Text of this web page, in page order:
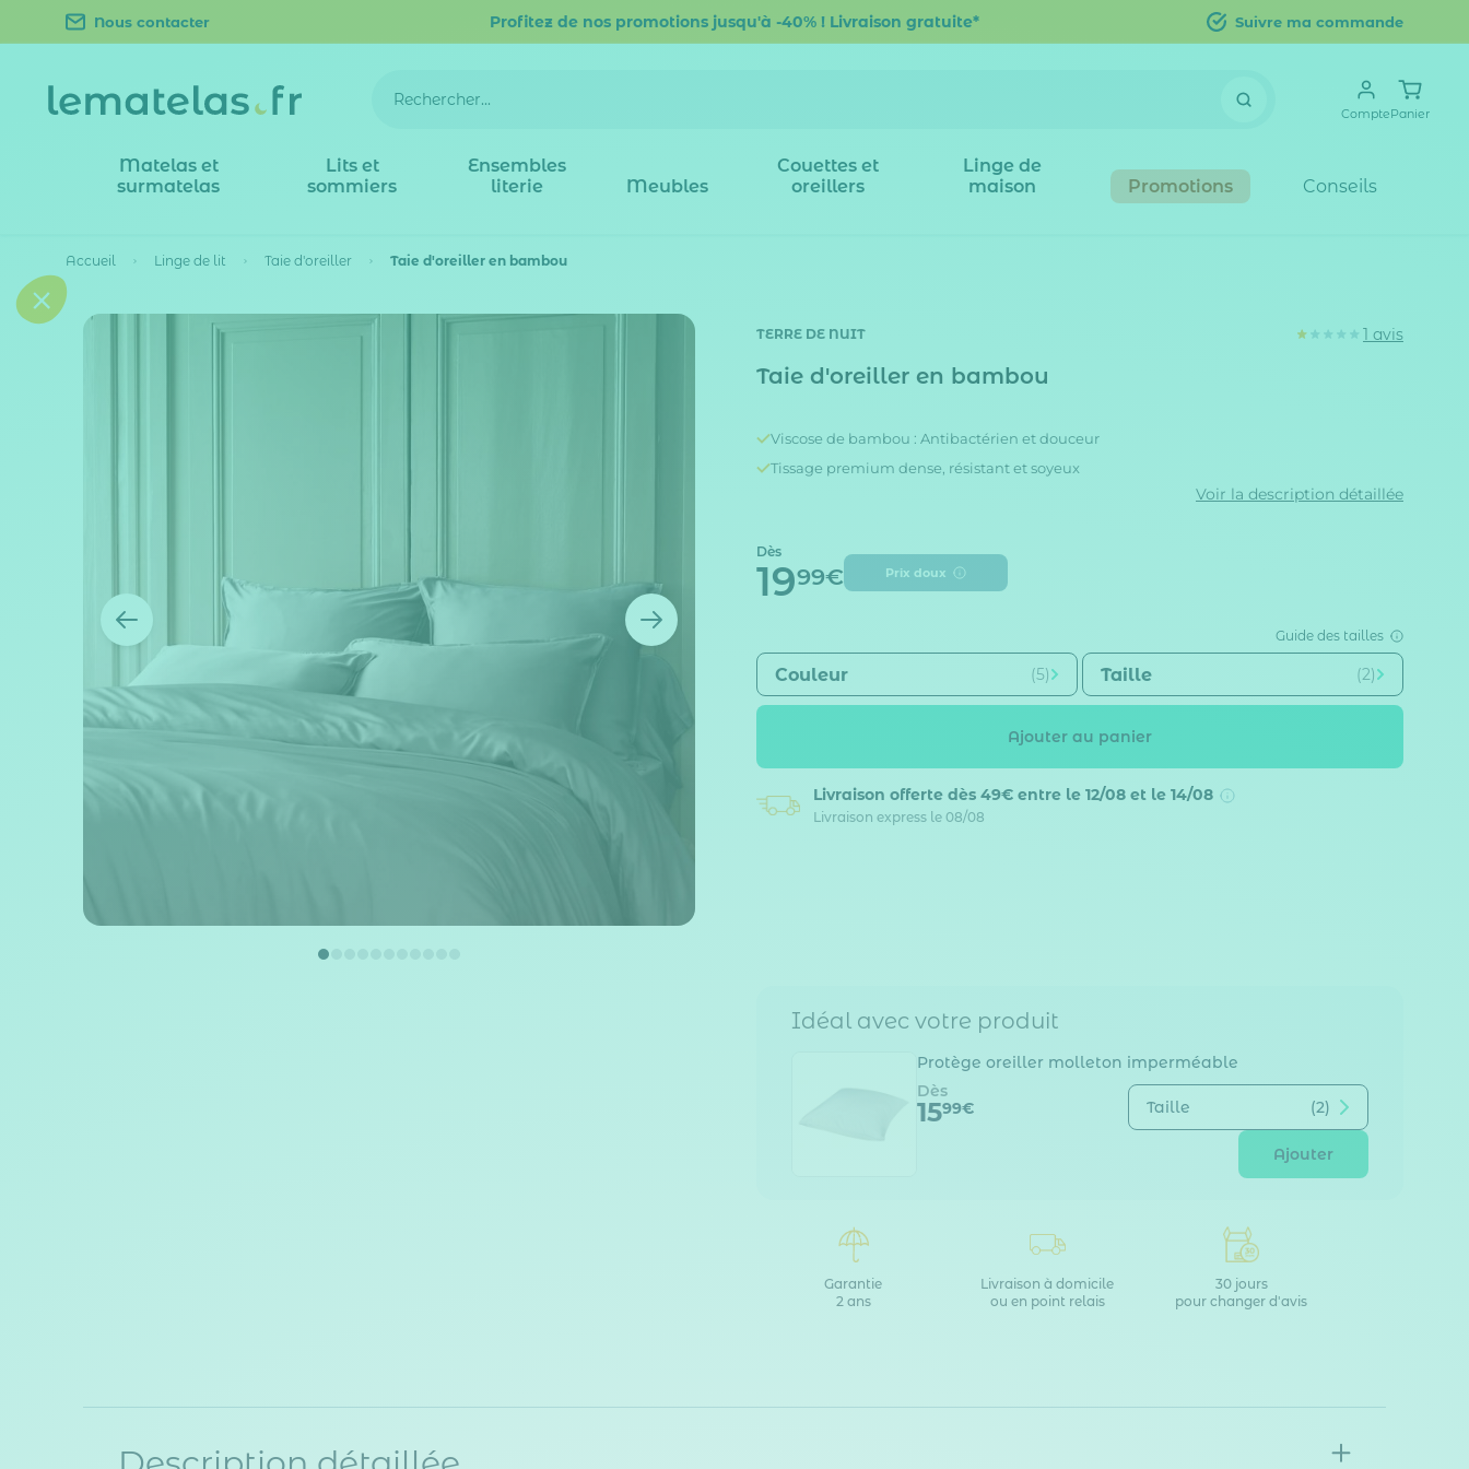
Nous contacter Profitez de nos promotions jusqu'à -40% ! Livraison gratuite* Suivre ma commande
ComptePanier
Matelas et
surmatelas
Lits et
sommiers
Ensembles
literie
Meubles
Couettes et
oreillers
Linge de
maison
Promotions Conseils
Accueil Linge de lit Taie d'oreiller Taie d'oreiller en bambou
TERRE DE NUIT 1 avis
Taie d'oreiller en bambou
Viscose de bambou : Antibactérien et douceur
Tissage premium dense, résistant et soyeux
Voir la description détaillée
Dès
1999€ Prix doux
Guide des tailles
Taille (2)
Couleur (5)
Ajouter au panier
Livraison offerte dès 49€ entre le 12/08 et le 14/08
Livraison express le 08/08
Idéal avec votre produit
Protège oreiller molleton imperméable
Dès
1599€ Taille (2)
Ajouter
Garantie
2 ans
Livraison à domicile
ou en point relais
30 jours
pour changer d'avis